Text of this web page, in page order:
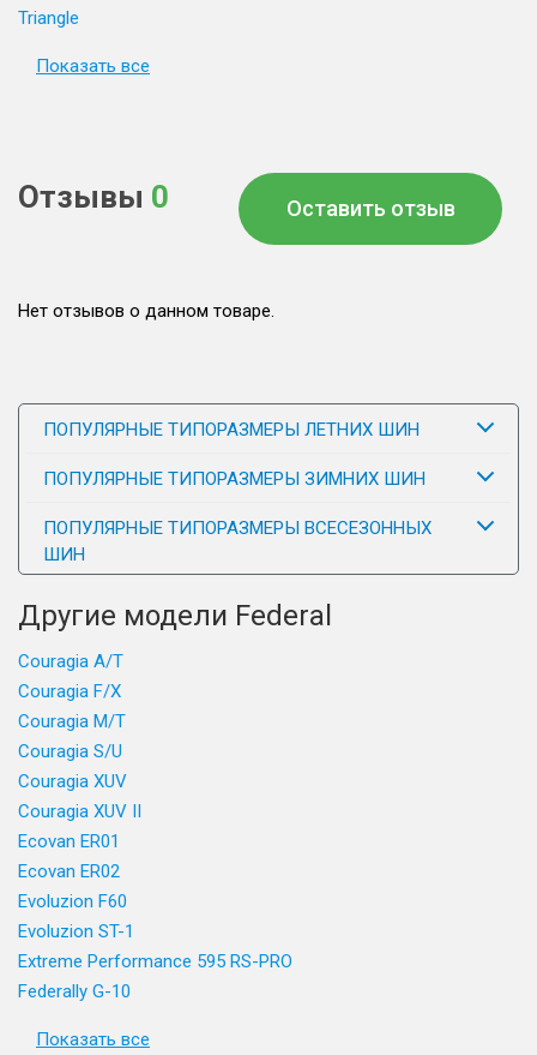
Triangle
Показать все
Отзывы 0 Оставить отзыв
Нет отзывов о данном товаре.
ПОПУЛЯРНЫЕ ТИПОРАЗМЕРЫ ЛЕТНИХ ШИН
ПОПУЛЯРНЫЕ ТИПОРАЗМЕРЫ ЗИМНИХ ШИН
ПОПУЛЯРНЫЕ ТИПОРАЗМЕРЫ ВСЕСЕЗОННЫХ
ШИН
Другие модели Federal
Couragia A/T
Couragia F/X
Couragia M/T
Couragia S/U
Couragia XUV
Couragia XUV II
Ecovan ER01
Ecovan ER02
Evoluzion F60
Evoluzion ST-1
Extreme Performance 595 RS-PRO
Federally G-10
Показать все